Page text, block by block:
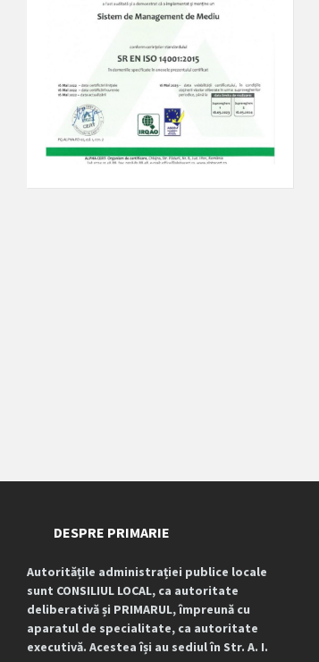
DESPRE PRIMARIE
Autoritățile administrației publice locale
sunt CONSILIUL LOCAL, ca autoritate
deliberativă și PRIMARUL, împreună cu
aparatul de specialitate, ca autoritate
executivă. Acestea își au sediul în Str. A. I.